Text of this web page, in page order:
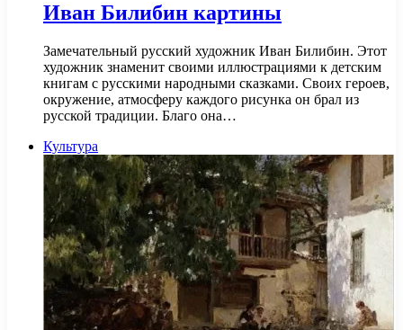
Иван Билибин картины
Замечательный русский художник Иван Билибин. Этот
художник знаменит своими иллюстрациями к детским
книгам с русскими народными сказками. Своих героев,
окружение, атмосферу каждого рисунка он брал из
русской традиции. Благо она…
Культура